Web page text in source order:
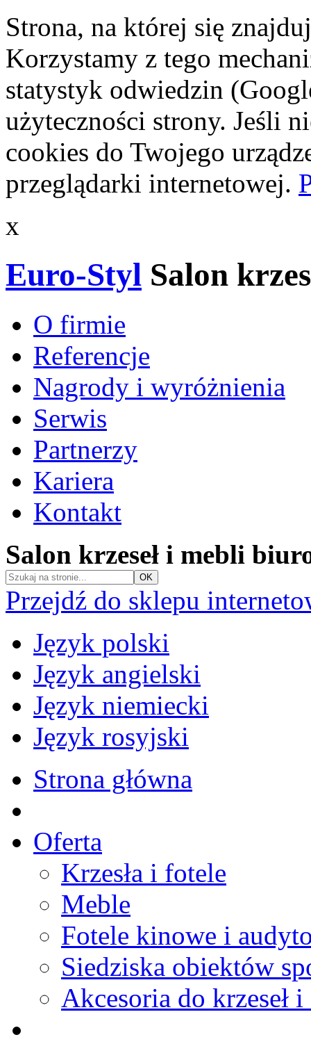
Strona, na której się
Korzystamy z tego
statystyk odwiedzin
użyteczności strony. Jeśli
cookies do Twojego
przeglądarki internetowej.
x
Euro-Styl Salon
O firmie
Referencje
Nagrody i wyróżnienia
Serwis
Partnerzy
Kariera
Kontakt
Salon krzeseł i mebli
Przejdź do sklepu
Język polski
Język angielski
Język niemiecki
Język rosyjski
Strona główna
Oferta
Krzesła i fotele
Meble
Fotele kinowe i
Siedziska obiektów
Akcesoria do krzeseł